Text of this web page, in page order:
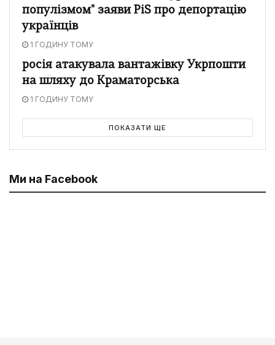
популізмом" заяви PiS про депортацію
українців
1 ГОДИНУ ТОМУ
росія атакувала вантажівку Укрпошти
на шляху до Краматорська
1 ГОДИНУ ТОМУ
ПОКАЗАТИ ЩЕ
Ми на Facebook